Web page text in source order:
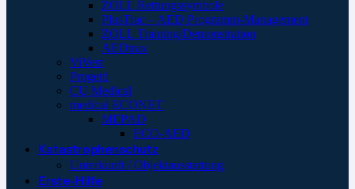
ZOLL Rettungssymbole
PlusTrac – AED Programm-Management
ZOLL Training/Demonstration
AEDtrax
ViVest
Progetti
CU Medical
medical ECONET
MEPAD
ECO-AED
Katastrophenschutz
Unterkunft / Objektausstattung
Erste-Hilfe